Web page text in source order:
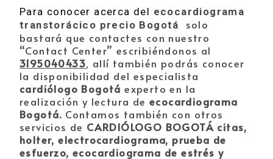
Para conocer acerca del ecocardiograma
transtorácico precio Bogotá solo
bastará que contactes con nuestro
“Contact Center” escribiéndonos al
3195040433, allí también podrás conocer
la disponibilidad del especialista
cardiólogo Bogotá experto en la
realización y lectura de ecocardiograma
Bogotá. Contamos también con otros
servicios de CARDIÓLOGO BOGOTÁ citas,
holter, electrocardiograma, prueba de
esfuerzo, ecocardiograma de estrés y